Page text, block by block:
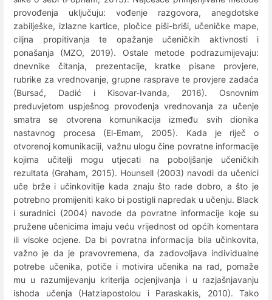
provođenja uključuju: vođenje razgovora, anegdotske
zabilješke, izlazne kartice, pločice piši-briši, učeničke mape,
ciljna propitivanja te opažanje učeničkih aktivnosti i
ponašanja (MZO, 2019). Ostale metode podrazumijevaju:
dnevnike čitanja, prezentacije, kratke pisane provjere,
rubrike za vrednovanje, grupne rasprave te provjere zadaća
(Bursać, Dadić i Kisovar-Ivanda, 2016). Osnovnim
preduvjetom uspješnog provođenja vrednovanja za učenje
smatra se otvorena komunikacija između svih dionika
nastavnog procesa (El-Emam, 2005). Kada je riječ o
otvorenoj komunikaciji, važnu ulogu čine povratne informacije
kojima učitelji mogu utjecati na poboljšanje učeničkih
rezultata (Graham, 2015). Hounsell (2003) navodi da učenici
uče brže i učinkovitije kada znaju što rade dobro, a što je
potrebno promijeniti kako bi postigli napredak u učenju. Black
i suradnici (2004) navode da povratne informacije koje su
pružene učenicima imaju veću vrijednost od općih komentara
ili visoke ocjene. Da bi povratna informacija bila učinkovita,
važno je da je pravovremena, da zadovoljava individualne
potrebe učenika, potiče i motivira učenika na rad, pomaže
mu u razumijevanju kriterija ocjenjivanja i u razjašnjavanju
ishoda učenja (Hatziapostolou i Paraskakis, 2010). Tako